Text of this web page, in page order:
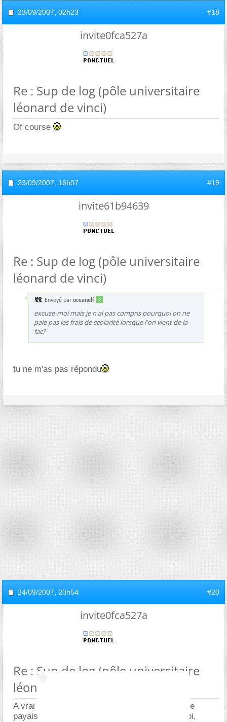
23/09/2007, 02h23 #18
invite0fca527a
Re : Sup de log (pôle universitaire
léonard de vinci)
Of course
23/09/2007, 16h07 #19
invite61b94639
Re : Sup de log (pôle universitaire
léonard de vinci)
Envoyé par oceanelf
excuse-moi mais je n'ai pas compris pourquoi on ne
paie pas les frais de scolarité lorsque l'on vient de la
fac?
tu ne m'as pas répondu
24/09/2007, 20h54 #20
invite0fca527a
Re : Sup de log (pôle universitaire
léonard de vinci)
A vrai dire je sais plus trop lol. On m'a dit que je
payais pas et j'ai pas cherché à savoir pourquoi,